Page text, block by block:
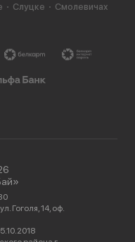
Слуцке
Смолевичах
Гоголя, 14, оф.